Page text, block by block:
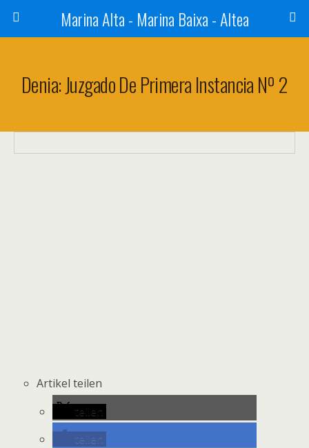
Marina Alta - Marina Baixa - Altea
Denia: Juzgado De Primera Instancia Nº 2
Artikel teilen
teilen
teilen